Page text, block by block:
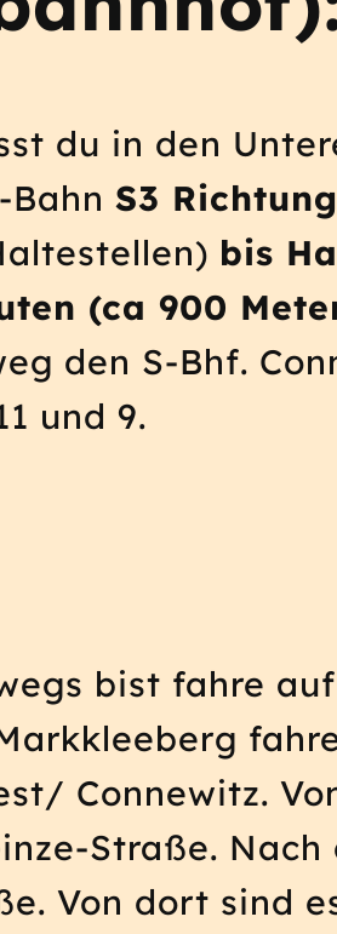
du in den
S3 Richtung
bis
(ca 900
den S-Bhf.
und 9.
bist fahre
Connewitz.
Straße. Nach
Von dort sind